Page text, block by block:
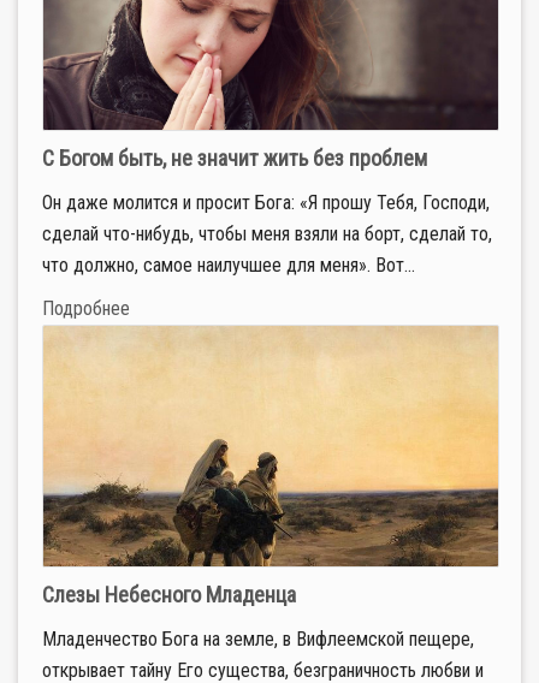
С Богом быть, не значит жить без проблем
Он даже молится и просит Бога: «Я прошу Тебя, Господи,
сделай что-нибудь, чтобы меня взяли на борт, сделай то,
что должно, самое наилучшее для меня». Вот...
Подробнее
Слезы Небесного Младенца
Младенчество Бога на земле, в Вифлеемской пещере,
открывает тайну Его существа, безграничность любви и